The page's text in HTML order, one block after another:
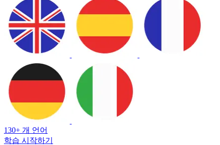
130+ 개 언어
학습 시작하기